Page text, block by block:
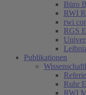
Büro
RWI
rwi
RGS
Publikationen
Ruhr
RWI